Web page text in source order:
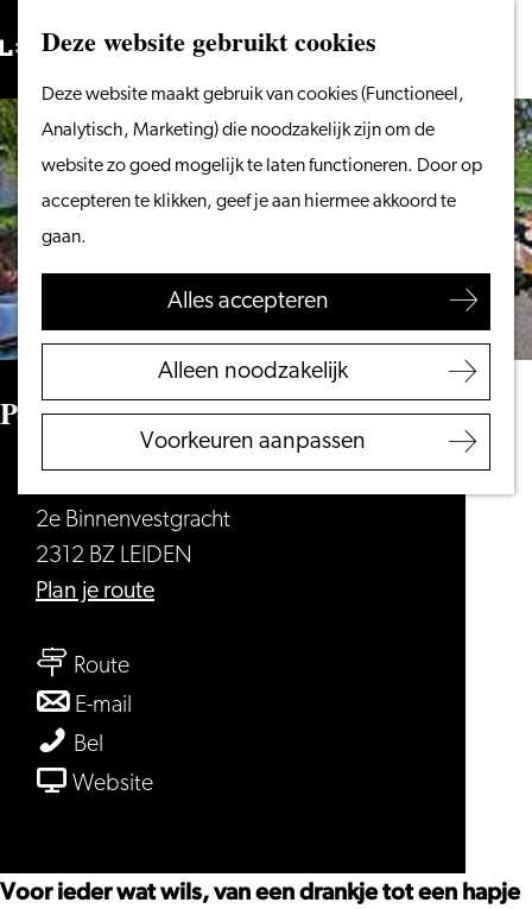
Deze website gebruikt cookies
Deze website maakt gebruik van cookies (Functioneel,
Analytisch, Marketing) die noodzakelijk zijn om de
website zo goed mogelijk te laten functioneren. Door op
accepteren te klikken, geef je aan hiermee akkoord te
gaan.
Alles accepteren
Alleen noodzakelijk
Voorkeuren aanpassen
Ga
naar
de
homepage
Menu
ZoekenVanaf het water
wandelen
Winkelen
Eten & drinken
Met kinderen
VVV Leiden
Bereikbaarheid
Regio Leiden
Zoeken
Petit Restaurant de Valk
2e Binnenvestgracht
2312 BZ LEIDEN
Plan je routenaar
Routenaar
Petit
de
E-mail
Restaurant
Bel
Restaurant
Websitevan
de
Voor ieder wat wils, van een drankje tot een hapje